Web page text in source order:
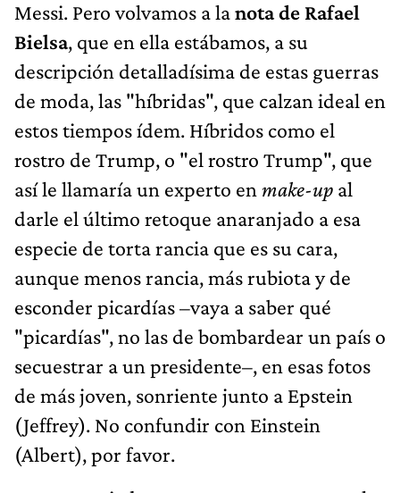
Messi. Pero volvamos a lanota de Rafael
Bielsa, que en ella estábamos, a su
descripción detalladísima de estas guerras
de moda, las "híbridas", que calzan ideal en
estos tiempos ídem. Híbridos como el
rostro de Trump, o "el rostro Trump", que
así le llamaría un experto en make-up al
darle el último retoque anaranjado a esa
especie de torta rancia que es su cara,
aunque menos rancia, más rubiota y de
esconder picardías –vaya a saber qué
"picardías", no las de bombardear un país o
secuestrar a un presidente–, en esas fotos
de más joven, sonriente junto a Epstein
(Jeffrey). No confundir con Einstein
(Albert), por favor.